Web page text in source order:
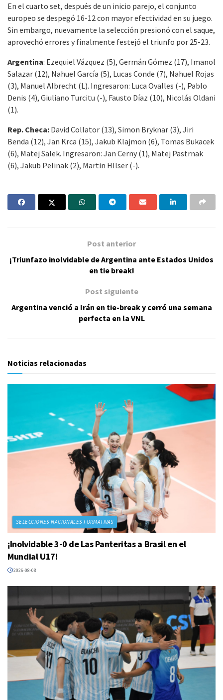
En el cuarto set, después de un inicio parejo, el conjunto
europeo se despegó 16-12 con mayor efectividad en su juego.
Sin embargo, nuevamente la selección presionó con el saque,
aprovechó errores y finalmente festejó el triunfo por 25-23.
Argentina: Ezequiel Vázquez (5), Germán Gómez (17), Imanol
Salazar (12), Nahuel García (5), Lucas Conde (7), Nahuel Rojas
(3), Manuel Albrecht (L). Ingresaron: Luca Ovalles (-), Pablo
Denis (4), Giuliano Turcitu (-), Fausto Díaz (10), Nicolás Oldani
(1).
Rep. Checa: David Collator (13), Simon Bryknar (3), Jiri
Benda (12), Jan Krca (15), Jakub Klajmon (6), Tomas Bukacek
(6), Matej Salek. Ingresaron: Jan Cerny (1), Matej Pastrnak
(6), Jakub Pelinak (2), Martin HIlser (-).
Post anterior
¡Triunfazo inolvidable de Argentina ante Estados Unidos
en tie break!
Post siguiente
Argentina venció a Irán en tie-break y cerró una semana
perfecta en la VNL
Noticias relacionadas
SELECCIONES NACIONALES FORMATIVAS
¡Inolvidable 3-0 de Las Panteritas a Brasil en el
Mundial U17!
2026-08-08